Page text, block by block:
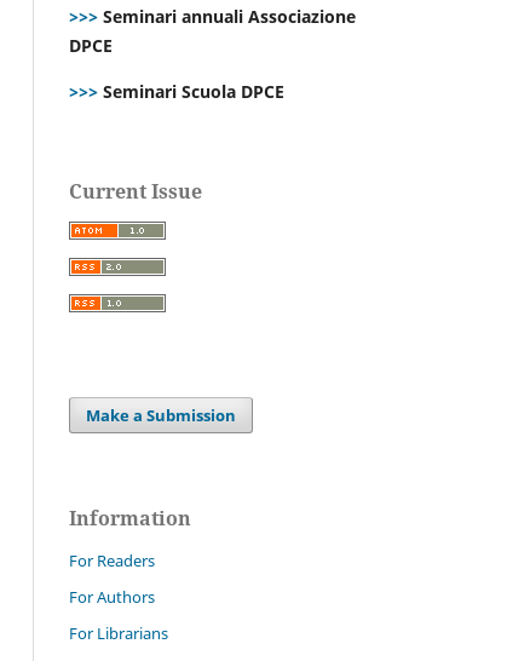
>>> Seminari annuali Associazione
DPCE
>>> Seminari Scuola DPCE
Current Issue
Make a Submission
Information
For Readers
For Authors
For Librarians